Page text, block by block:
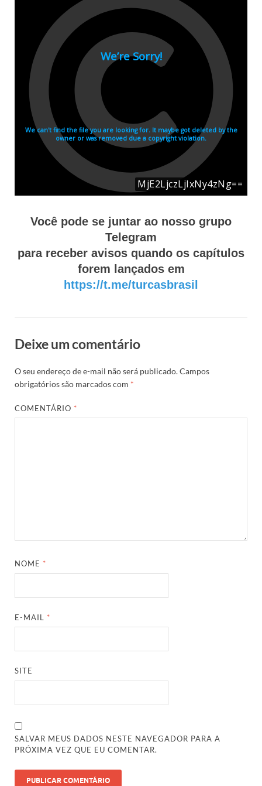
Você pode se juntar ao nosso grupo
Telegram
para receber avisos quando os capítulos
forem lançados em
https://t.me/turcasbrasil
Deixe um comentário
O seu endereço de e-mail não será publicado.Campos
obrigatórios são marcados com *
COMENTÁRIO *
NOME *
E-MAIL *
SITE
SALVAR MEUS DADOS NESTE NAVEGADOR PARA A
PRÓXIMA VEZ QUE EU COMENTAR.